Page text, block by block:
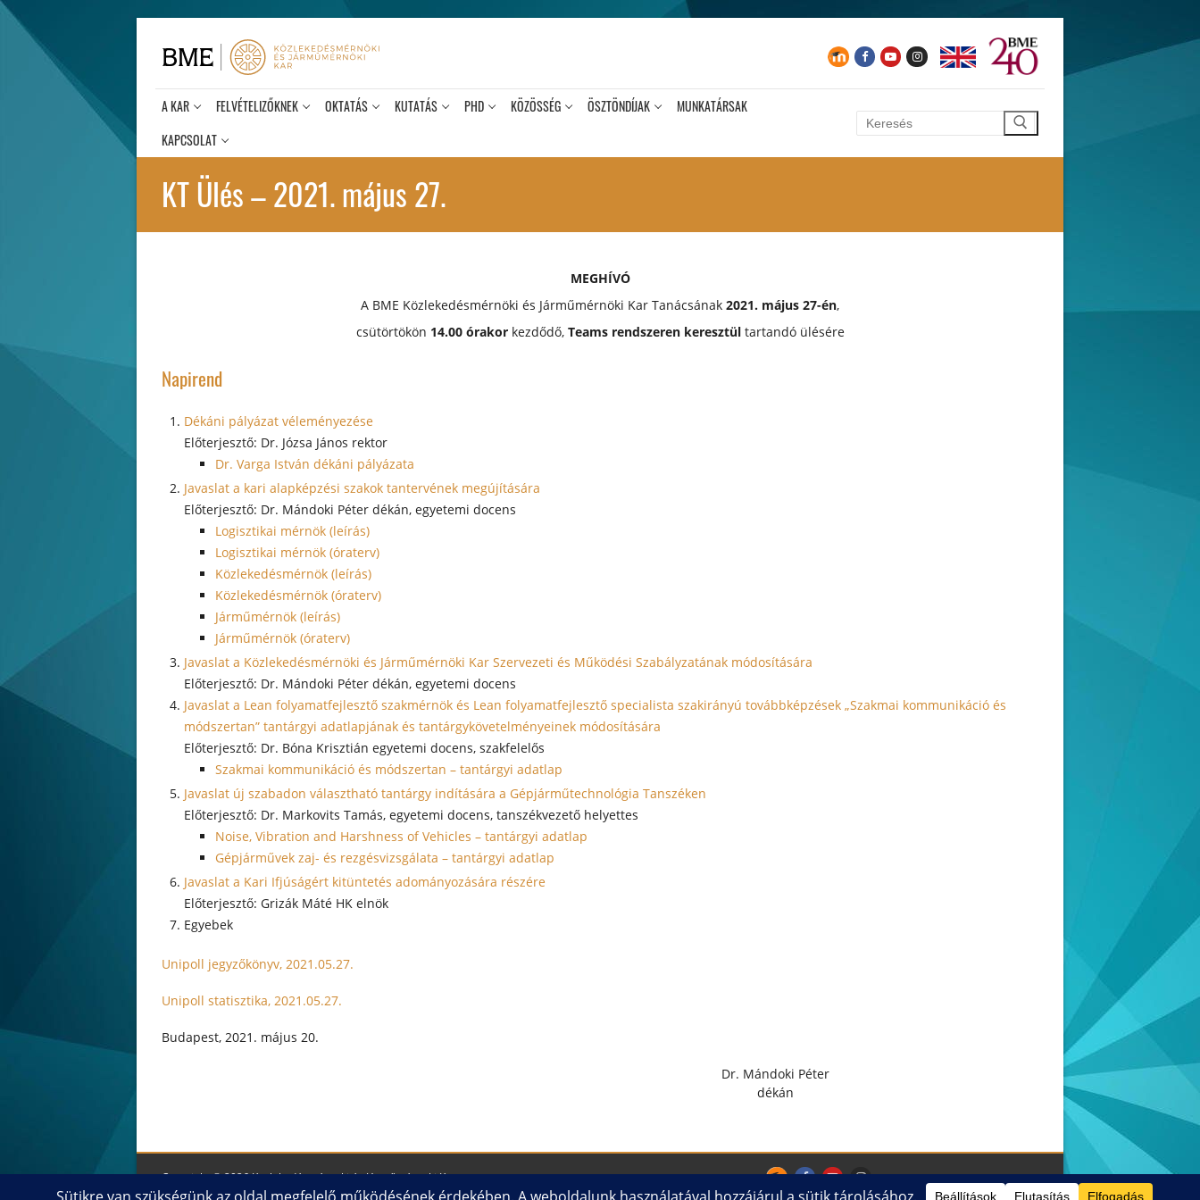
tartalomra
A KAR FELVÉTELIZŐKNEK OKTATÁS KUTATÁS PHD KÖZÖSSÉG ÖSZTÖNDÍJAK
MUNKATÁRSAK
KAPCSOLAT
Keresése:
KT Ülés – 2021. május 27.
MEGHÍVÓ
A BME Közlekedésmérnöki és Járműmérnöki Kar Tanácsának 2021. május 27-én,
csütörtökön 14.00 órakorkezdődő, Teams rendszeren keresztültartandó ülésére
Napirend
Dékáni pályázat véleményezése
Dr. Józsa János rektor
Dr. Varga István dékáni pályázata
Javaslat a kari alapképzési szakok tantervének megújítására
Dr. Mándoki Péter dékán, egyetemi docens
Logisztikai mérnök (leírás)
Logisztikai mérnök (óraterv)
Közlekedésmérnök (leírás)
Közlekedésmérnök (óraterv)
Járműmérnök (leírás)
Járműmérnök (óraterv)
Javaslat a Közlekedésmérnöki és Járműmérnöki Kar Szervezeti és Működési Szabályzatának módosítására
Dr. Mándoki Péter dékán, egyetemi docens
Javaslat a Lean folyamatfejlesztő szakmérnök és Lean folyamatfejlesztő specialista szakirányú továbbképzések „Szakmai kommunikáció és
módszertan” tantárgyi adatlapjának és tantárgykövetelményeinek módosítására
Dr. Bóna Krisztián egyetemi docens, szakfelelős
Szakmai kommunikáció és módszertan – tantárgyi adatlap
Javaslat új szabadon választható tantárgy indítására a Gépjárműtechnológia Tanszéken
Dr. Markovits Tamás, egyetemi docens, tanszékvezető helyettes
Noise, Vibration and Harshness of Vehicles – tantárgyi adatlap
Gépjárművek zaj- és rezgésvizsgálata – tantárgyi adatlap
Javaslat a Kari Ifjúságért kitüntetés adományozására részére
Grizák Máté HK elnök
Egyebek
Unipoll jegyzőkönyv, 2021.05.27.
Unipoll statisztika, 2021.05.27.
Budapest, 2021. május 20.
Dr. Mándoki Péter
dékán
Copyright © 2026 Közlekedésmérnöki és Járműmérnöki Kar Impresszum